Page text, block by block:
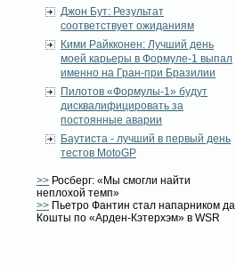
Джон Бут: Результат
соответствует ожиданиям
Кими Райкконен: Лучший день
моей карьеры в Формуле-1 выпал
именно на Гран-при Бразилии
Пилотов «Формулы-1» будут
дисквалифицировать за
постоянные аварии
Баутиста - лучший в первый день
тестов MotoGP
>> Росберг: «Мы смогли найти
неплохой темп»
>> Пьетро Фантин стал напарником да
Кошты по «Арден-Кэтерхэм» в WSR